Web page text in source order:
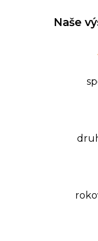
Naše